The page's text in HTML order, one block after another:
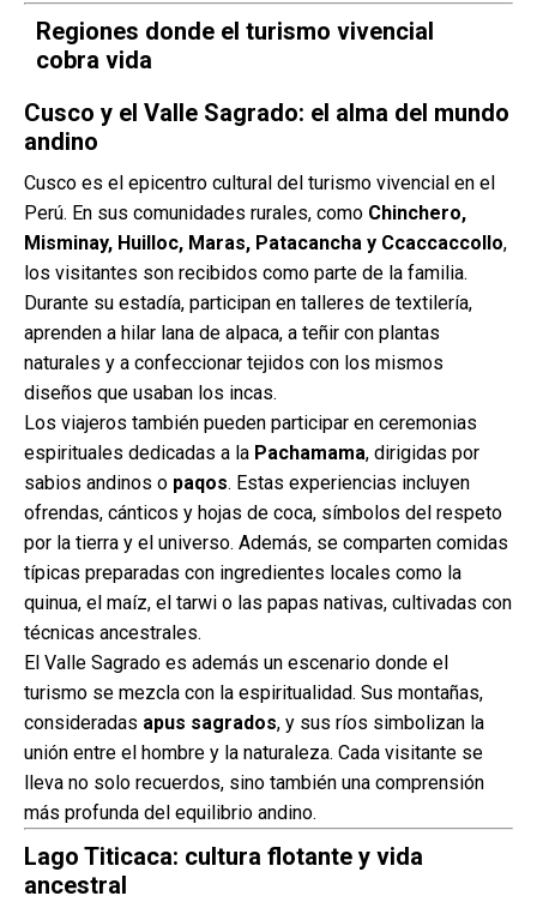
Regiones donde el turismo vivencial
cobra vida
Cusco y el Valle Sagrado: el alma del mundo
andino
Cusco es el epicentro cultural del turismo vivencial en el
Perú. En sus comunidades rurales, como Chinchero,
Misminay, Huilloc, Maras, Patacancha y Ccaccaccollo,
los visitantes son recibidos como parte de la familia.
Durante su estadía, participan en talleres de textilería,
aprenden a hilar lana de alpaca, a teñir con plantas
naturales y a confeccionar tejidos con los mismos
diseños que usaban los incas.
Los viajeros también pueden participar en ceremonias
espirituales dedicadas a la Pachamama, dirigidas por
sabios andinos o paqos. Estas experiencias incluyen
ofrendas, cánticos y hojas de coca, símbolos del respeto
por la tierra y el universo. Además, se comparten comidas
típicas preparadas con ingredientes locales como la
quinua, el maíz, el tarwi o las papas nativas, cultivadas con
técnicas ancestrales.
El Valle Sagrado es además un escenario donde el
turismo se mezcla con la espiritualidad. Sus montañas,
consideradas apus sagrados, y sus ríos simbolizan la
unión entre el hombre y la naturaleza. Cada visitante se
lleva no solo recuerdos, sino también una comprensión
más profunda del equilibrio andino.
Lago Titicaca: cultura flotante y vida
ancestral